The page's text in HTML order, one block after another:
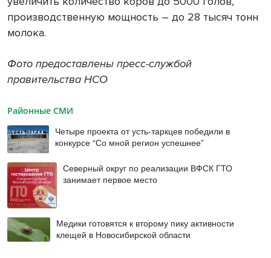
производственную мощность – до 28 тысяч тонн
молока.
Фото предоставлены пресс-службой
правительства НСО
Районные СМИ
Четыре проекта от усть-таркцев победили в
конкурсе “Со мной регион успешнее”
Северный округ по реализации ВФСК ГТО
занимает первое место
Медики готовятся к второму пику активности
клещей в Новосибирской области